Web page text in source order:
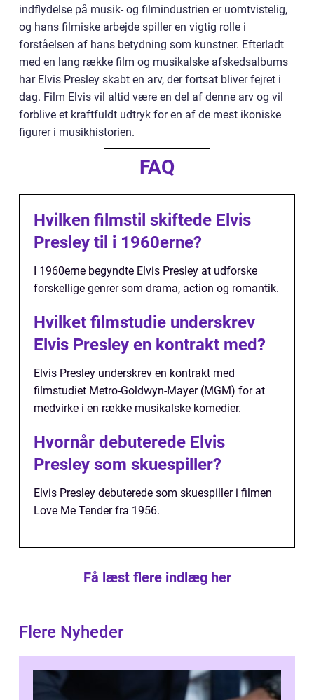
indflydelse på musik- og filmindustrien er uomtvistelig,
og hans filmiske arbejde spiller en vigtig rolle i
forståelsen af hans betydning som kunstner. Efterladt
med en lang række film og musikalske afskedsalbums
har Elvis Presley skabt en arv, der fortsat bliver fejret i
dag. Film Elvis vil altid være en del af denne arv og vil
forblive et kraftfuldt udtryk for en af de mest ikoniske
figurer i musikhistorien.
FAQ
Hvilken filmstil skiftede Elvis
Presley til i 1960erne?
I 1960erne begyndte Elvis Presley at udforske
forskellige genrer som drama, action og romantik.
Hvilket filmstudie underskrev
Elvis Presley en kontrakt med?
Elvis Presley underskrev en kontrakt med
filmstudiet Metro-Goldwyn-Mayer (MGM) for at
medvirke i en række musikalske komedier.
Hvornår debuterede Elvis
Presley som skuespiller?
Elvis Presley debuterede som skuespiller i filmen
Love Me Tender fra 1956.
Få læst flere indlæg her
Flere Nyheder